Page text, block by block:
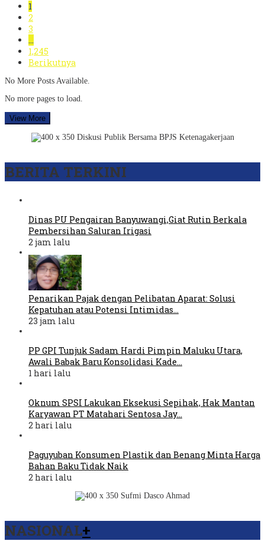
1
2
3
…
1,245
Berikutnya
No More Posts Available.
No more pages to load.
View More
BERITA TERKINI
Dinas PU Pengairan Banyuwangi,Giat Rutin Berkala
Pembersihan Saluran Irigasi
2 jam lalu
Penarikan Pajak dengan Pelibatan Aparat: Solusi
Kepatuhan atau Potensi Intimidas…
23 jam lalu
PP GPI Tunjuk Sadam Hardi Pimpin Maluku Utara,
Awali Babak Baru Konsolidasi Kade…
1 hari lalu
Oknum SPSI Lakukan Eksekusi Sepihak, Hak Mantan
Karyawan PT Matahari Sentosa Jay…
2 hari lalu
Paguyuban Konsumen Plastik dan Benang Minta Harga
Bahan Baku Tidak Naik
2 hari lalu
NASIONAL+